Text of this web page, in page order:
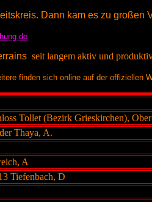
Dann kam es zu
seit langem aktiv und
finden sich online auf der offiziellen
Tollet (Bezirk Grieskirchen),
Thaya, A.
A
Tiefenbach, D